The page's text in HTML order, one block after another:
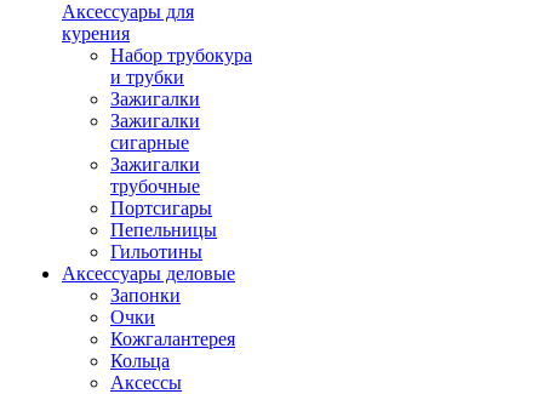
Аксессуары для
курения
Набор трубокура
и трубки
Зажигалки
Зажигалки
сигарные
Зажигалки
трубочные
Портсигары
Пепельницы
Гильотины
Аксессуары деловые
Запонки
Очки
Кожгалантерея
Кольца
Аксессы